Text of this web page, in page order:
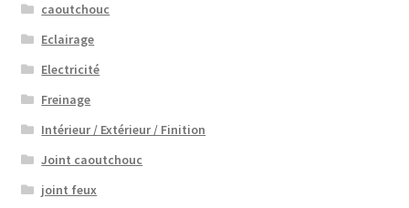
caoutchouc
Eclairage
Electricité
Freinage
Intérieur / Extérieur / Finition
Joint caoutchouc
joint feux